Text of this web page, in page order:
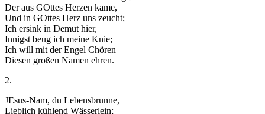
Der aus GOttes Herzen kame,
Und in GOttes Herz uns zeucht;
Ich ersink in Demut hier,
Innigst beug ich meine Knie;
Ich will mit der Engel Chören
Diesen großen Namen ehren.
2.
JEsus-Nam, du Lebensbrunne,
Lieblich kühlend Wässerlein;